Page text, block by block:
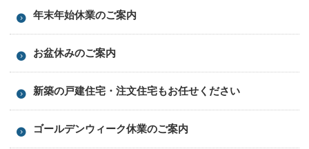
年末年始休業のご案内
お盆休みのご案内
新築の戸建住宅・注文住宅もお任せください
ゴールデンウィーク休業のご案内